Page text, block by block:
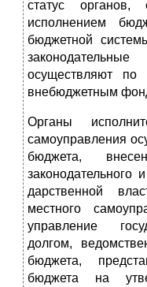
статус органов,
исполнением
бюджетной
осуществляют по
внебюджет­ным
Органы
самоуправления
бюджета,
законодательного
дарственной
местного
управление
долгом,
бюджета,
бюджета на